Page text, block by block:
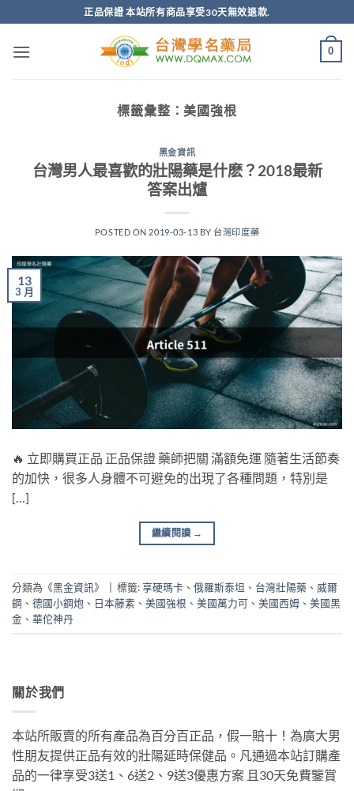
轉
正品保證 本站所有商品享受30天無效退款.
0
標籤彙整： 美國強根
黑金資訊
台灣男人最喜歡的壯陽藥是什麽？2018最新
答案出爐
POSTED ON 2019-03-13 BY 台灣印度藥
13
3 月
🔥 立即購買正品 正品保證 藥師把關 滿額免運 隨著生活節奏
的加快，很多人身體不可避免的出現了各種問題，特別是
[…]
繼續閱讀 →
分類為《黑金資訊》 標籤:享硬瑪卡 、 俄羅斯泰坦 、 台灣壯陽藥 、 威爾
鋼 、 德國小鋼炮 、 日本藤素 、 美國強根 、 美國萬力可 、 美國西姆 、 美國黑
金 、 華佗神丹
關於我們
本站所販賣的所有產品為百分百正品，假一賠十！為廣大男
性朋友提供正品有效的壯陽延時保健品。凡通過本站訂購產
品的一律享受3送1、6送2、9送3優惠方案 且30天免費鑒賞